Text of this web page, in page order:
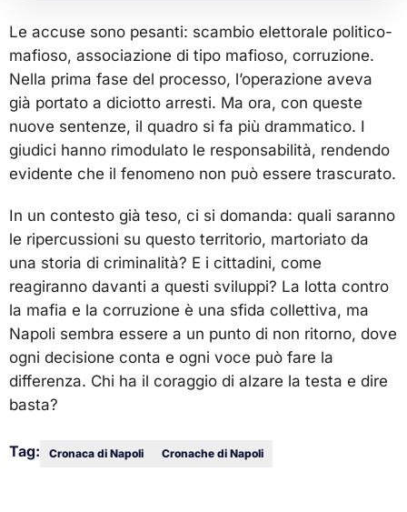
Le accuse sono pesanti: scambio elettorale politico-
mafioso, associazione di tipo mafioso, corruzione.
Nella prima fase del processo, l’operazione aveva
già portato a diciotto arresti. Ma ora, con queste
nuove sentenze, il quadro si fa più drammatico. I
giudici hanno rimodulato le responsabilità, rendendo
evidente che il fenomeno non può essere trascurato.
In un contesto già teso, ci si domanda: quali saranno
le ripercussioni su questo territorio, martoriato da
una storia di criminalità? E i cittadini, come
reagiranno davanti a questi sviluppi? La lotta contro
la mafia e la corruzione è una sfida collettiva, ma
Napoli sembra essere a un punto di non ritorno, dove
ogni decisione conta e ogni voce può fare la
differenza. Chi ha il coraggio di alzare la testa e dire
basta?
Tag: Cronaca di Napoli Cronache di Napoli